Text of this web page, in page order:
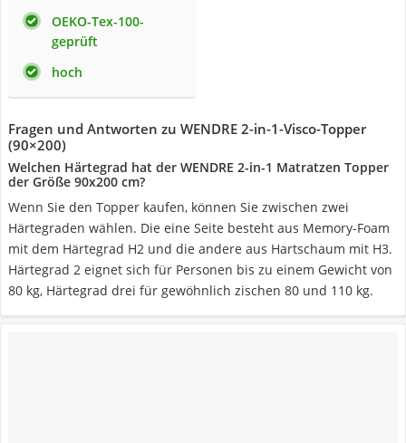
OEKO-Tex-100-
geprüft
hoch
Fragen und Antworten zu WENDRE 2-in-1-Visco-Topper
(90×200)
Welchen Härtegrad hat der WENDRE 2-in-1 Matratzen Topper
der Größe 90x200 cm?
Wenn Sie den Topper kaufen, können Sie zwischen zwei
Härtegraden wählen. Die eine Seite besteht aus Memory-Foam
mit dem Härtegrad H2 und die andere aus Hartschaum mit H3.
Härtegrad 2 eignet sich für Personen bis zu einem Gewicht von
80 kg, Härtegrad drei für gewöhnlich zischen 80 und 110 kg.